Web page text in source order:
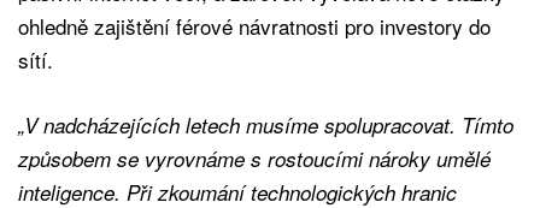
ohledně zajištění férové návratnosti pro investory do
sítí.
„V nadcházejících letech musíme spolupracovat. Tímto
způsobem se vyrovnáme s rostoucími nároky umělé
inteligence. Při zkoumání technologických hranic